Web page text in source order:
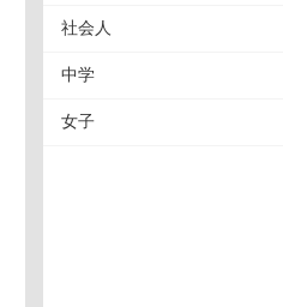
社会人
中学
女子